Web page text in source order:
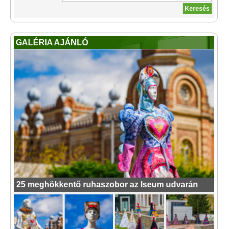
GALÉRIA AJÁNLÓ
25 meghökkentő ruhaszobor az Iseum udvarán